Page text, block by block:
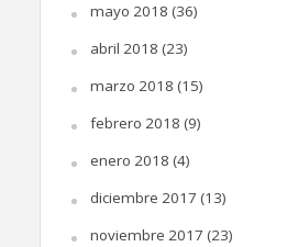
mayo 2018 (36)
abril 2018 (23)
marzo 2018 (15)
febrero 2018 (9)
enero 2018 (4)
diciembre 2017 (13)
noviembre 2017 (23)